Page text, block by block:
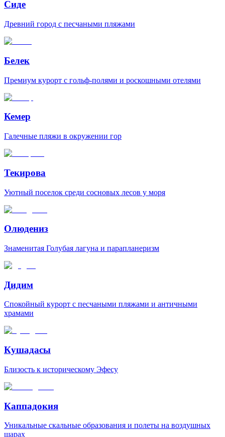
Сиде
Древний город с песчаными пляжами
Белек
Премиум курорт с гольф-полями и роскошными отелями
Кемер
Галечные пляжи в окружении гор
Текирова
Уютный поселок среди сосновых лесов у моря
Олюдениз
Знаменитая Голубая лагуна и парапланеризм
Дидим
Спокойный курорт с песчаными пляжами и античными
храмами
Кушадасы
Близость к историческому Эфесу
Каппадокия
Уникальные скальные образования и полеты на воздушных
шарах